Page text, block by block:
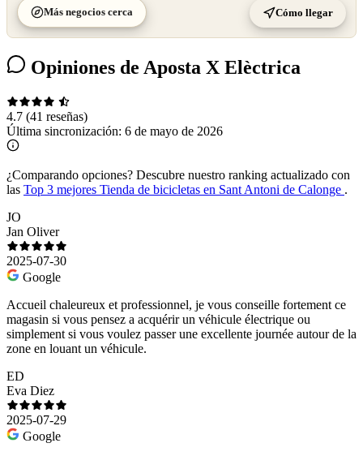
Más negocios cerca Cómo llegar
Opiniones de Aposta X Elèctrica
4.7 (41 reseñas)
Última sincronización: 6 de mayo de 2026
¿Comparando opciones? Descubre nuestro ranking actualizado con
las Top 3 mejores Tienda de bicicletas en Sant Antoni de Calonge .
JO
Jan Oliver
2025-07-30
Google
Accueil chaleureux et professionnel, je vous conseille fortement ce
magasin si vous pensez a acquérir un véhicule électrique ou
simplement si vous voulez passer une excellente journée autour de la
zone en louant un véhicule.
ED
Eva Diez
2025-07-29
Google